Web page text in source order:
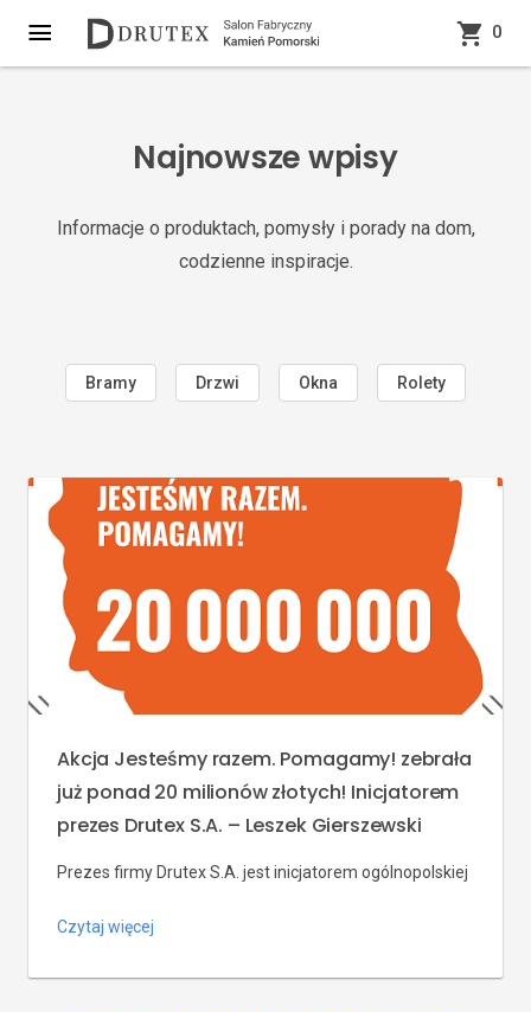
0
Najnowsze wpisy
Informacje o produktach, pomysły i porady na dom,
codzienne inspiracje.
Bramy Drzwi Okna Rolety
Akcja Jesteśmy razem. Pomagamy! zebrała
już ponad 20 milionów złotych! Inicjatorem
prezes Drutex S.A. – Leszek Gierszewski
Prezes firmy Drutex S.A. jest inicjatorem ogólnopolskiej
działalności zebrała i przekazała polskim szpitalom
Czytaj więcej